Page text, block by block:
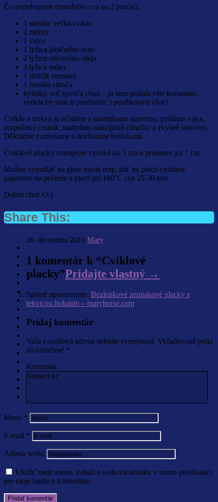
Čo potrebujeme (množstvo cca na 2 porcie):
1 stredne veľká cvikla
2 mrkvy
1 vajce
1 lyžica jablčného octu
2 lyžice olivového oleja
3 lyžice múky
1 strúčik cesnaku
1 menšia cibuľa
bylinky, soľ (podľa chuti – ja som pridala ešte koriander,
vedela by som si predstaviť i petržlenovú vňať)
Cviklu a mrkvu si očistíme a nastrúhame najemno, pridáme vajce,
rozpučený cesnak, nadrobno nakrájanú cibuľku a zvyšné suroviny.
Dôkladne zamiešame a dochutíme bylinkami.
Cviklové placky tvarujeme vysoké asi 1 cm o priemere asi 7 cm.
Možno vyprážať na ghee masle resp. dať na plech vystlaný
papierom na pečenie a piecť pri 180°C cca 25-30 min.
Dobrú chuť O:)
Share This:
26. decembra 2016 Mary
1 komentár k “Cviklové
placky”Pridajte vlastný →
Spätné upozornenie: Bezlepkové zemiakové placky s
tekvicou hokaido – maryhorse.com
Pridaj komentár
Vaša e-mailová adresa nebude zverejnená. Vyžadované polia
sú označené *
Komentár
Meno *
E-mail *
Adresa webu
Uložiť moje meno, e-mail a webovú stránku v tomto prehliadači
pre moje budúce komentáre.